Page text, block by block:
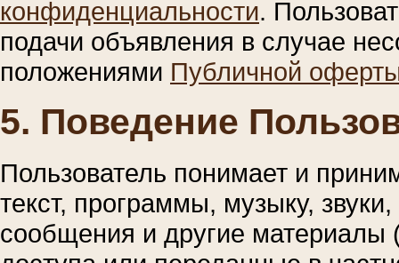
конфиденциальности.
подачи объявления в случае
положениями Публичной
5. Поведение
Пользователь понимает и
текст, программы, музыку,
сообщения и другие